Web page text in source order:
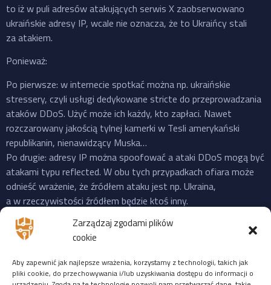
Zarządzaj zgodami plików
cookie
Aby zapewnić jak najlepsze wrażenia, korzystamy z technologii, takich jak
pliki cookie, do przechowywania i/lub uzyskiwania dostępu do informacji o
to iż w puli adresów atakujących serwis X zaobserwowano
ukraińskie adresy IP, wcale nie oznacza, że to Ukraińcy stali
za atakiem.
Ponieważ:
Po pierwsze: w internecie spotkać można np. ukraińskie
stressery, czyli usługi dedykowane stricte do przeprowadzania
ataków DDoS. Użyć może ich każdy, kto zapłaci. Nawet
rozczarowany jakością tylnej kamerki w Tesli amerykański
republikanin, nienawidzący Muska…
Po drugie: adresy IP można spoofować a ataki DDoS mogą być
atakami typu reflected. W obu tych przypadkach ofiara może
odnieść wrażenie, że źródłem ataku jest np. Ukraina,
a w rzeczywistości źródłem będzie ktoś inny.
Po trzecie: do ataku na X “przyznała się” propalestyńska grupa
o cudownej nazwie “Mroczna Burza”, która powstała jeszcze
w 2023 i ma na swoim koncie ataki na cele zarówno w US,
Izraelu czy EU. Ale podobnie jak Musk, grupy “hakerskie” też
często mijają się z prawdą, więc niekoniecznie trzeba ufać